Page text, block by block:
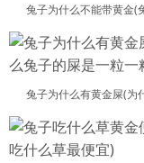
兔子为什么不能带黄金(
兔子为什么有黄金屎(为